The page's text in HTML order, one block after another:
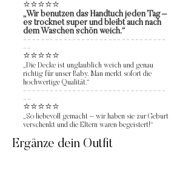
⭐⭐⭐⭐⭐
„Wir benutzen das Handtuch jeden Tag –
es trocknet super und bleibt auch nach
dem Waschen schön weich.“
--------------------------------
--
⭐⭐⭐⭐⭐
„Die Decke ist unglaublich weich und genau
richtig für unser Baby. Man merkt sofort die
hochwertige Qualität.“
--------------------------------
--
⭐⭐⭐⭐⭐
„So liebevoll gemacht – wir haben sie zur Geburt
verschenkt und die Eltern waren begeistert!“
Ergänze dein Outfit